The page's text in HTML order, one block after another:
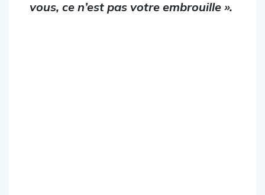
vous, ce n’est pas votre embrouille ».